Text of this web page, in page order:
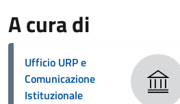
A cura di
Ufficio URP e
Comunicazione
Istituzionale